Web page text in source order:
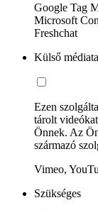
Google Tag
Microsoft
Freshchat
Külső
Ezen
tárolt
Önnek. Az
származó
Vimeo,
Szükséges